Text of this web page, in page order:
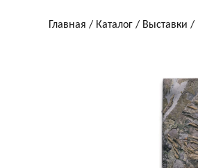
Главная / Каталог / Выставки /